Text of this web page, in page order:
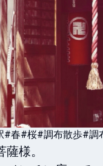
#春#桜#調布散歩#調
様。